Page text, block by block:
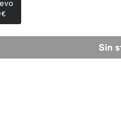
€
Sin